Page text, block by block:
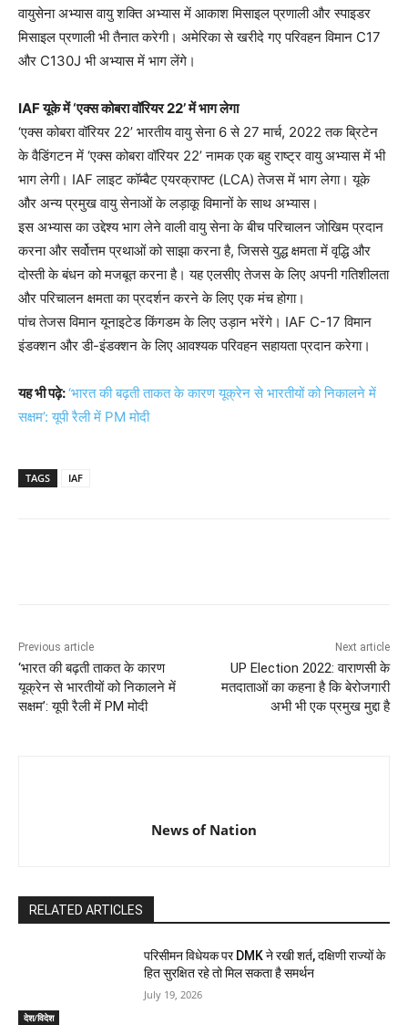
वायुसेना अभ्यास वायु शक्ति अभ्यास में आकाश मिसाइल प्रणाली और स्पाइडर
मिसाइल प्रणाली भी तैनात करेगी। अमेरिका से खरीदे गए परिवहन विमान C17
और C130J भी अभ्यास में भाग लेंगे।
IAF यूके में ‘एक्स कोबरा वॉरियर 22’ में भाग लेगा
‘एक्स कोबरा वॉरियर 22’ भारतीय वायु सेना 6 से 27 मार्च, 2022 तक ब्रिटेन
के वैडिंगटन में ‘एक्स कोबरा वॉरियर 22’ नामक एक बहु राष्ट्र वायु अभ्यास में भी
भाग लेगी। IAF लाइट कॉम्बैट एयरक्राफ्ट (LCA) तेजस में भाग लेगा। यूके
और अन्य प्रमुख वायु सेनाओं के लड़ाकू विमानों के साथ अभ्यास।
इस अभ्यास का उद्देश्य भाग लेने वाली वायु सेना के बीच परिचालन जोखिम प्रदान
करना और सर्वोत्तम प्रथाओं को साझा करना है, जिससे युद्ध क्षमता में वृद्धि और
दोस्ती के बंधन को मजबूत करना है। यह एलसीए तेजस के लिए अपनी गतिशीलता
और परिचालन क्षमता का प्रदर्शन करने के लिए एक मंच होगा।
पांच तेजस विमान यूनाइटेड किंगडम के लिए उड़ान भरेंगे। IAF C-17 विमान
इंडक्शन और डी-इंडक्शन के लिए आवश्यक परिवहन सहायता प्रदान करेगा।
यह भी पढ़े:‘भारत की बढ़ती ताकत के कारण यूक्रेन से भारतीयों को निकालने में
सक्षम’: यूपी रैली में PM मोदी
TAGS IAF
Previous article
‘भारत की बढ़ती ताकत के कारण
यूक्रेन से भारतीयों को निकालने में
सक्षम’: यूपी रैली में PM मोदी
Next article
UP Election 2022: वाराणसी के
मतदाताओं का कहना है कि बेरोजगारी
अभी भी एक प्रमुख मुद्दा है
News of Nation
RELATED ARTICLES
देश/विदेश
परिसीमन विधेयक पर DMK ने रखी शर्त, दक्षिणी राज्यों के
हित सुरक्षित रहे तो मिल सकता है समर्थन
July 19, 2026